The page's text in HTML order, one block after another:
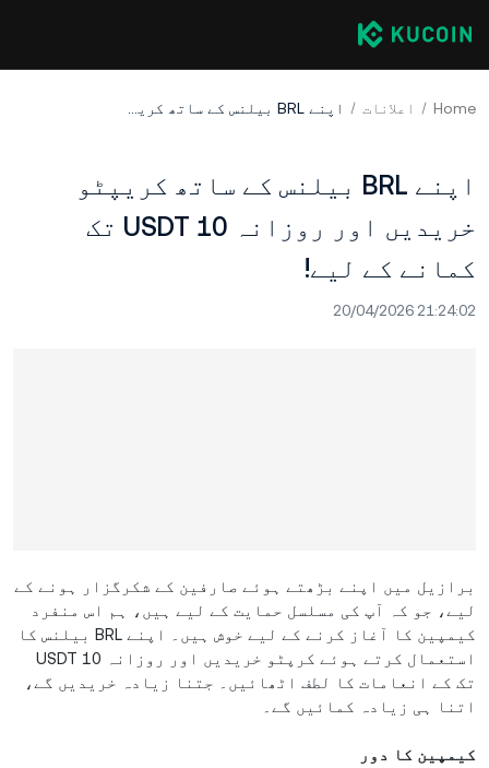
Home اعلانات اپنے BRL بیلنس کے ساتھ کریپٹو خریدیں اور روزانہ 10 USDT تک کمانے کے لیے!
اپنے BRL بیلنس کے ساتھ کریپٹو
خریدیں اور روزانہ 10 USDT تک
کمانے کے لیے!
20/04/2026 21:24:02
برازیل میں اپنے بڑھتے ہوئے صارفین کے شکرگزار ہونے کے
لیے، جو کہ آپ کی مسلسل حمایت کے لیے ہیں، ہم اس منفرد
کیمپین کا آغاز کرنے کے لیے خوش ہیں۔ اپنے BRL بیلنس کا
استعمال کرتے ہوئے کرپٹو خریدیں اور روزانہ 10 USDT
تک کے انعامات کا لطف اٹھائیں۔ جتنا زیادہ خریدیں گے،
اتنا ہی زیادہ کمائیں گے۔
کیمپین کا دور